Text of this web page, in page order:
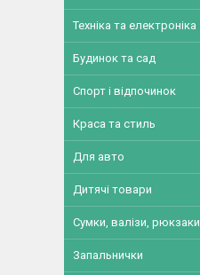
Техніка та електроніка
Будинок та сад
Спорт і відпочинок
Краса та стиль
Для авто
Дитячі товари
Сумки, валізи, рюкзаки
Запальнички